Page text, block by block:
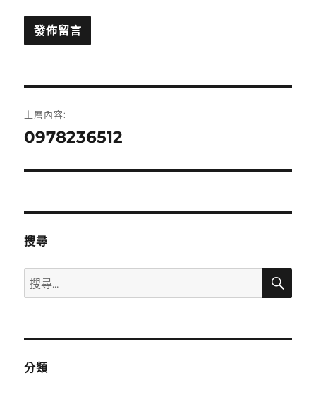
章
上層內容:
0978236512
搜尋
搜
尋
鍵
搜
分類